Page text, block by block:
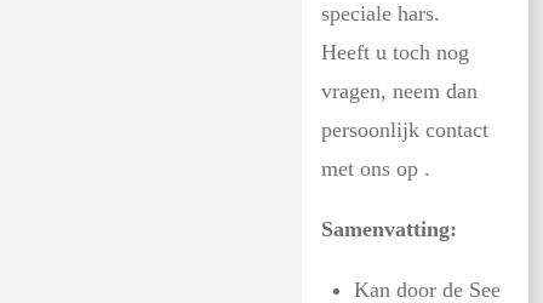
speciale hars.
Heeft u toch nog
vragen, neem dan
persoonlijk contact
met ons op .
Samenvatting:
Kan door de See